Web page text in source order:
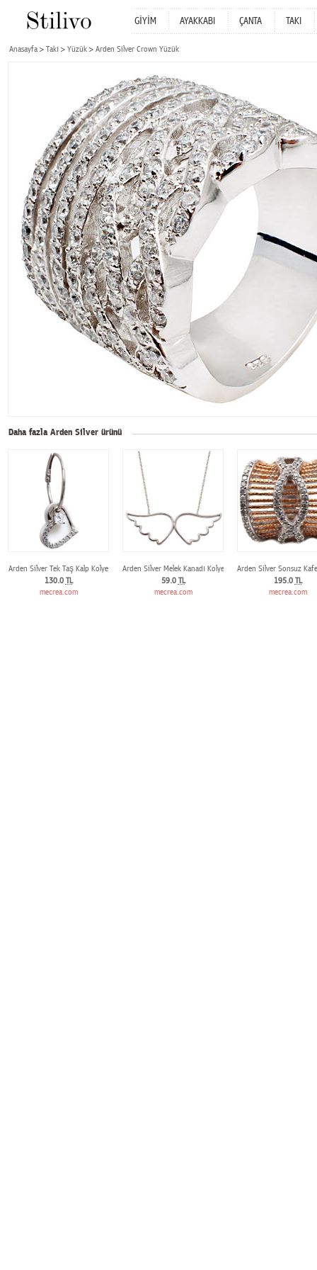
GİYİM AYAKKABI ÇANTA TAKI
Anasayfa Takı Yüzük Arden Silver Crown Yüzük
Daha fazla Arden Silver ürünü
Arden Silver Tek Taş Kalp Kolye
130.0 TL
mecrea.com
Arden Silver Melek Kanadı Kolye
59.0 TL
mecrea.com
Arden Silver Sonsuz
195.0 TL
mecrea.com